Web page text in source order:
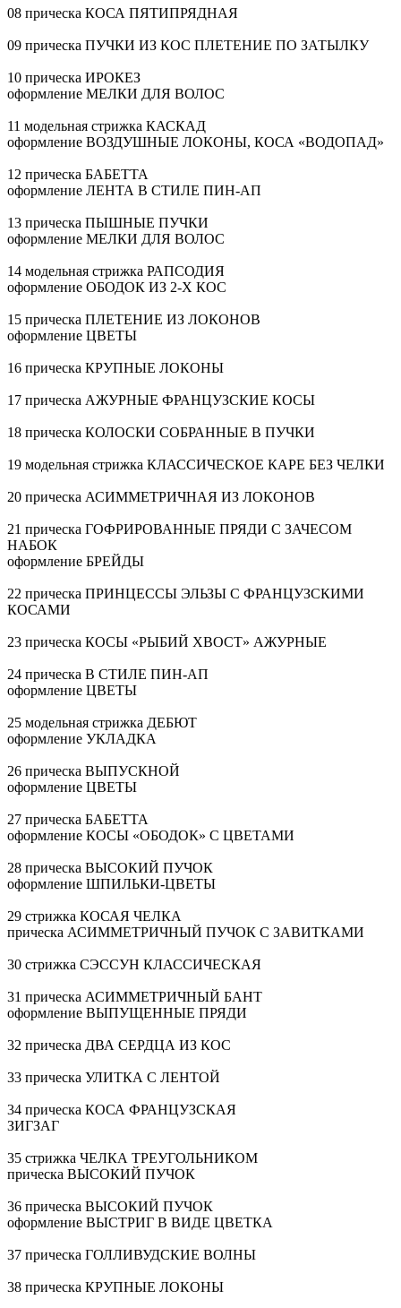
08 прическа КОСА ПЯТИПРЯДНАЯ
09 прическа ПУЧКИ ИЗ КОС ПЛЕТЕНИЕ ПО ЗАТЫЛКУ
10 прическа ИРОКЕЗ
оформление МЕЛКИ ДЛЯ ВОЛОС
11 модельная стрижка КАСКАД
оформление ВОЗДУШНЫЕ ЛОКОНЫ, КОСА «ВОДОПАД»
12 прическа БАБЕТТА
оформление ЛЕНТА В СТИЛЕ ПИН-АП
13 прическа ПЫШНЫЕ ПУЧКИ
оформление МЕЛКИ ДЛЯ ВОЛОС
14 модельная стрижка РАПСОДИЯ
оформление ОБОДОК ИЗ 2-Х КОС
15 прическа ПЛЕТЕНИЕ ИЗ ЛОКОНОВ
оформление ЦВЕТЫ
16 прическа КРУПНЫЕ ЛОКОНЫ
17 прическа АЖУРНЫЕ ФРАНЦУЗСКИЕ КОСЫ
18 прическа КОЛОСКИ СОБРАННЫЕ В ПУЧКИ
19 модельная стрижка КЛАССИЧЕСКОЕ КАРЕ БЕЗ ЧЕЛКИ
20 прическа АСИММЕТРИЧНАЯ ИЗ ЛОКОНОВ
21 прическа ГОФРИРОВАННЫЕ ПРЯДИ С ЗАЧЕСОМ
НАБОК
оформление БРЕЙДЫ
22 прическа ПРИНЦЕССЫ ЭЛЬЗЫ С ФРАНЦУЗСКИМИ
КОСАМИ
23 прическа КОСЫ «РЫБИЙ ХВОСТ» АЖУРНЫЕ
24 прическа В СТИЛЕ ПИН-АП
оформление ЦВЕТЫ
25 модельная стрижка ДЕБЮТ
оформление УКЛАДКА
26 прическа ВЫПУСКНОЙ
оформление ЦВЕТЫ
27 прическа БАБЕТТА
оформление КОСЫ «ОБОДОК» С ЦВЕТАМИ
28 прическа ВЫСОКИЙ ПУЧОК
оформление ШПИЛЬКИ-ЦВЕТЫ
29 стрижка КОСАЯ ЧЕЛКА
прическа АСИММЕТРИЧНЫЙ ПУЧОК С ЗАВИТКАМИ
30 стрижка СЭССУН КЛАССИЧЕСКАЯ
31 прическа АСИММЕТРИЧНЫЙ БАНТ
оформление ВЫПУЩЕННЫЕ ПРЯДИ
32 прическа ДВА СЕРДЦА ИЗ КОС
33 прическа УЛИТКА С ЛЕНТОЙ
34 прическа КОСА ФРАНЦУЗСКАЯ
ЗИГЗАГ
35 стрижка ЧЕЛКА ТРЕУГОЛЬНИКОМ
прическа ВЫСОКИЙ ПУЧОК
36 прическа ВЫСОКИЙ ПУЧОК
оформление ВЫСТРИГ В ВИДЕ ЦВЕТКА
37 прическа ГОЛЛИВУДСКИЕ ВОЛНЫ
38 прическа КРУПНЫЕ ЛОКОНЫ